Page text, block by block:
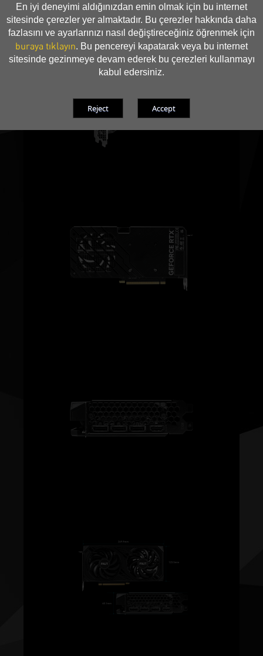
En iyi deneyimi aldığınızdan emin olmak için bu internet
sitesinde çerezler yer almaktadır. Bu çerezler hakkında daha
fazlasını ve ayarlarınızı nasıl değiştireceğiniz öğrenmek için
buraya tıklayın. Bu pencereyi kapatarak veya bu internet
sitesinde gezinmeye devam ederek bu çerezleri kullanmayı
kabul edersiniz.